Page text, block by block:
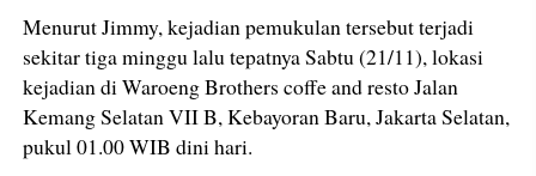
Menurut Jimmy, kejadian pemukulan tersebut terjadi
sekitar tiga minggu lalu tepatnya Sabtu (21/11), lokasi
kejadian di Waroeng Brothers coffe and resto Jalan
Kemang Selatan VII B, Kebayoran Baru, Jakarta Selatan,
pukul 01.00 WIB dini hari.